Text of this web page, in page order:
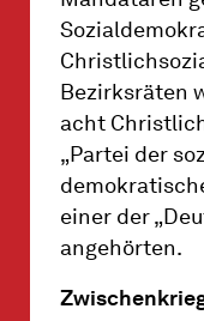
Bezirksräten
acht
„Partei der
einer der
angehörten.